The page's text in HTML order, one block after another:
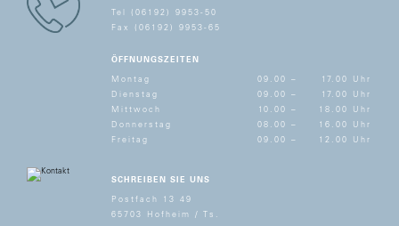
Tel (06192) 9953-50
Fax (06192) 9953-65
ÖFFNUNGSZEITEN
Montag 09.00 –
17.00 Uhr
Dienstag
09.00 –
17.00 Uhr
Mittwoch
10.00 –
18.00 Uhr
Donnerstag
08.00 –
16.00 Uhr
Freitag
09.00 – 12.00 Uhr
SCHREIBEN SIE UNS
Postfach 13 49
65703 Hofheim / Ts.